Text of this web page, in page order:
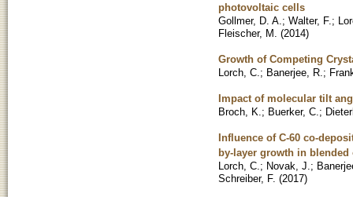
photovoltaic cells
Gollmer, D. A. ; Walter, F. ;
Fleischer, M. (2014)
Growth of Competing
Lorch, C. ; Banerjee, R. ;
Impact of molecular tilt
Broch, K. ; Buerker, C. ;
Influence of C-60 co-
by-layer growth in
Lorch, C. ; Novak, J. ;
Schreiber, F. (2017)